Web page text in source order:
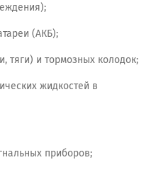
(АКБ);
тяги) и тормозных колодок;
жидкостей в
приборов;